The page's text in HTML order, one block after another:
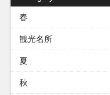
春
観光名所
夏
秋